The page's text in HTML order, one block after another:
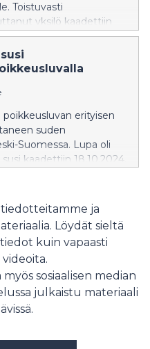
Toistuvasti
yksilö kaadettiin
erityisen
suden
Suomessa. Lupa oli
kaadettiin 18.10.2024.
ja
Löydät sieltä
kuin vapaasti
sosiaalisen median
julkaistu materiaali